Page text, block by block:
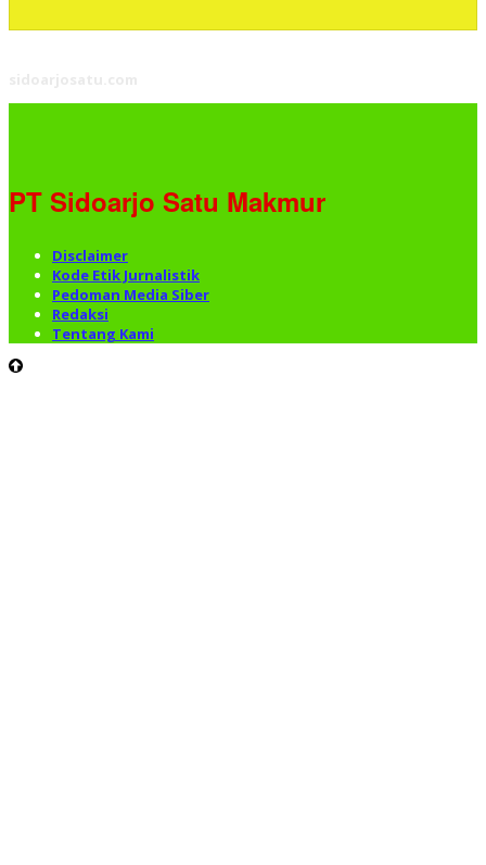
PT Sidoarjo Satu Makmur
Disclaimer
Kode Etik Jurnalistik
Pedoman Media Siber
Redaksi
Tentang Kami